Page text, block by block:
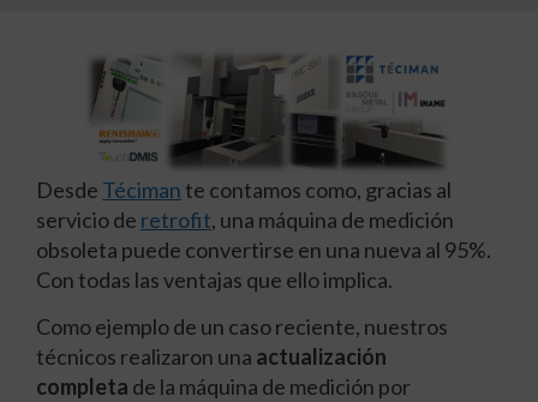
Desde Téciman te contamos como, gracias al
servicio de retrofit, una máquina de medición
obsoleta puede convertirse en una nueva al 95%.
Con todas las ventajas que ello implica.
Como ejemplo de un caso reciente, nuestros
técnicos realizaron una actualización
completa de la máquina de medición por